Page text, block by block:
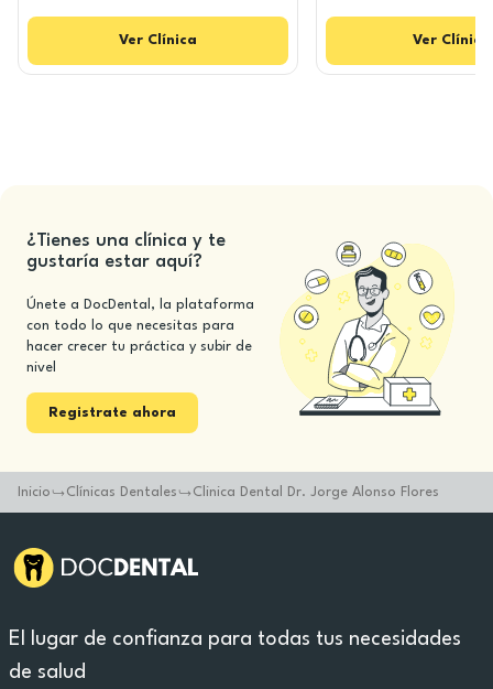
Ver Clínica Ver Clínica
¿Tienes una clínica y te
gustaría estar aquí?
Únete a DocDental, la plataforma
con todo lo que necesitas para
hacer crecer tu práctica y subir de
nivel
Registrate ahora
Inicio Clínicas Dentales Clinica Dental Dr. Jorge Alonso Flores
El lugar de confianza para todas tus necesidades
de salud